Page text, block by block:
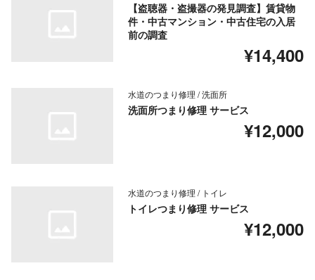
【盗聴器・盗撮器の発見調査】賃貸物
件・中古マンション・中古住宅の入居
前の調査
¥14,400
水道のつまり修理 / 洗面所
洗面所つまり修理 サービス
¥12,000
水道のつまり修理 / トイレ
トイレつまり修理 サービス
¥12,000